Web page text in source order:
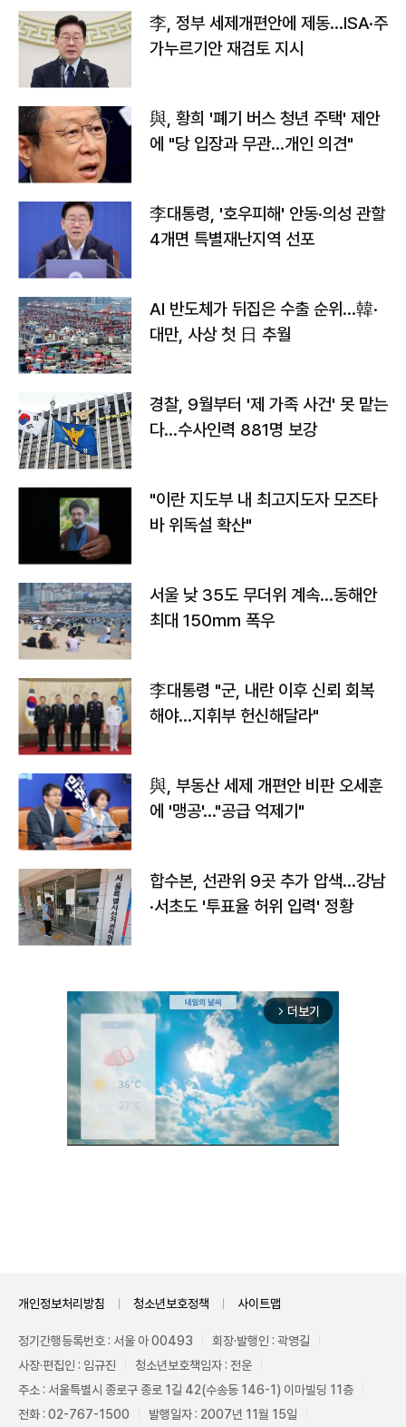
李, 정부 세제개편안에 제동…ISA·주
가누르기안 재검토 지시
與, 황희 '폐기 버스 청년 주택' 제안
에 "당 입장과 무관…개인 의견"
李대통령, '호우피해' 안동·의성 관할
4개면 특별재난지역 선포
AI 반도체가 뒤집은 수출 순위…韓·
대만, 사상 첫 日 추월
경찰, 9월부터 '제 가족 사건' 못 맡는
다…수사인력 881명 보강
"이란 지도부 내 최고지도자 모즈타
바 위독설 확산"
서울 낮 35도 무더위 계속…동해안
최대 150㎜ 폭우
李대통령 "군, 내란 이후 신뢰 회복
해야…지휘부 헌신해달라"
與, 부동산 세제 개편안 비판 오세훈
에 '맹공'…"공급 억제기"
합수본, 선관위 9곳 추가 압색…강남
·서초도 '투표율 허위 입력' 정황
arrow_forward_ios 더보기
개인정보처리방침 청소년보호정책 사이트맵
정기간행등록번호 : 서울 아 00493
회장·발행인 : 곽영길
사장·편집인 : 임규진
청소년보호책임자 : 전운
주소 : 서울특별시 종로구 종로 1길 42(수송동 146-1) 이마빌딩 11층
전화 : 02-767-1500
발행일자 : 2007년 11월 15일